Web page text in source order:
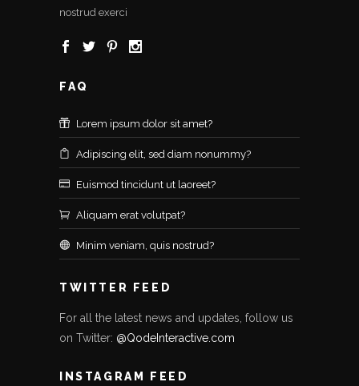
nostrud exerci
FAQ
Lorem ipsum dolor sit amet?
Adipiscing elit, sed diam nonummy?
Euismod tincidunt ut laoreet?
Aliquam erat volutpat?
Minim veniam, quis nostrud?
TWITTER FEED
For all the latest news and updates, follow us
on Twitter: @QodeInteractive.com
INSTAGRAM FEED